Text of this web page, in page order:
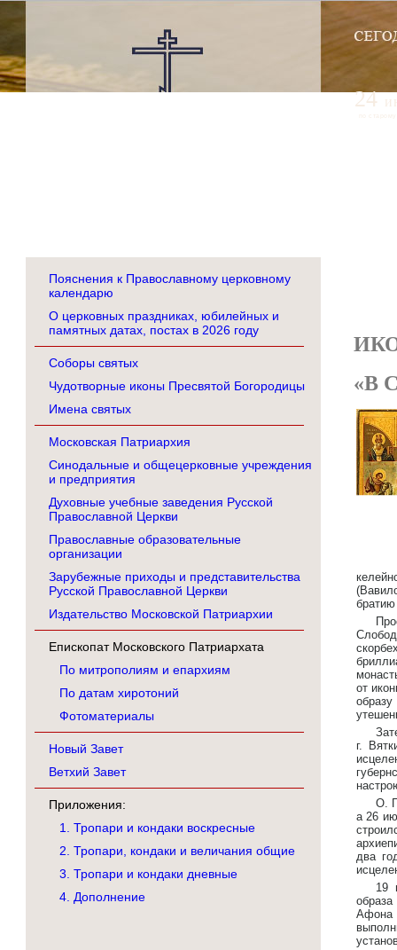
Пояснения к Православному церковному
календарю
О церковных праздниках, юбилейных и
памятных датах, постах в 2026 году
Соборы святых
Чудотворные иконы Пресвятой Богородицы
Имена святых
Московская Патриархия
Синодальные и общецерковные учреждения
и предприятия
Духовные учебные заведения Русской
Православной Церкви
Православные образовательные
организации
Зарубежные приходы и представительства
Русской Православной Церкви
Издательство Московской Патриархии
Епископат Московского Патриархата
По митрополиям и епархиям
По датам хиротоний
Фотоматериалы
Новый Завет
Ветхий Завет
Приложения:
1. Тропари и кондаки воскресные
2. Тропари, кондаки и величания общие
3. Тропари и кондаки дневные
4. Дополнение
«В
от
г.
О.
а 26
два
19
Афона
24
по